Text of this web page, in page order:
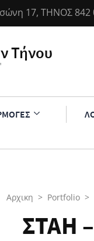
17, ΤΗΝΟΣ 842
Τήνου
Αρχικη > Portfolio >
ΣΤΑΗ